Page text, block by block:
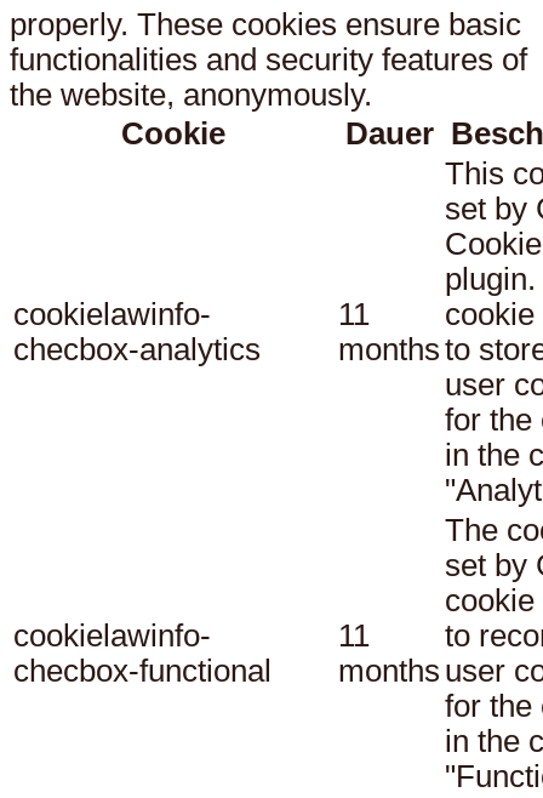
properly. These cookies ensure basic
functionalities and security features of
the website, anonymously.
Cookie
Dauer
cookielawinfo-
checbox-analytics
11
months
This
set by
cookie
to
user
for the
in the
cookielawinfo-
checbox-functional
11
months
The
set by
cookie
to
user
for the
in the